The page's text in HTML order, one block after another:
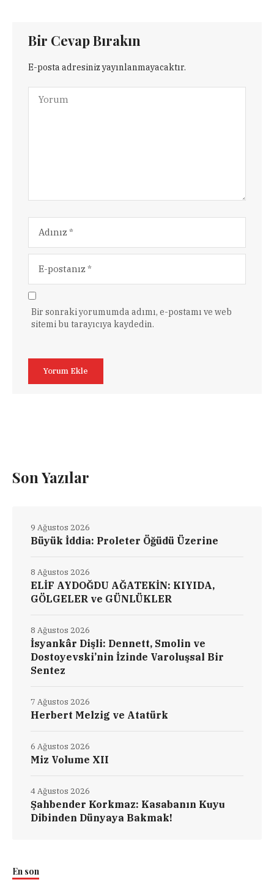
Bir Cevap Bırakın
E-posta adresiniz yayınlanmayacaktır.
Bir sonraki yorumumda adımı, e-postamı ve web
sitemi bu tarayıcıya kaydedin.
Son Yazılar
Büyük İddia: Proleter Öğüdü Üzerine
9 Ağustos 2026
ELİF AYDOĞDU AĞATEKİN: KIYIDA,
GÖLGELER ve GÜNLÜKLER
8 Ağustos 2026
İsyankâr Dişli: Dennett, Smolin ve
Dostoyevski’nin İzinde Varoluşsal Bir
Sentez
8 Ağustos 2026
Herbert Melzig ve Atatürk
7 Ağustos 2026
Miz Volume XII
6 Ağustos 2026
Şahbender Korkmaz: Kasabanın Kuyu
Dibinden Dünyaya Bakmak!
4 Ağustos 2026
En son